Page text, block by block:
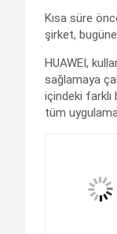
Kısa süre
şirket,
HUAWEI,
sağlamaya
içindeki farklı
tüm